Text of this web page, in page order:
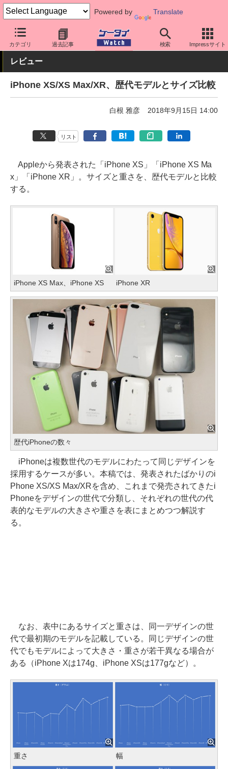
Powered by Translate
カテゴリ 過去記事 検索 Impressサイト
ケータイ Watch OS iPhone (iOS) iPhone本体
レビュー
iPhone XS/XS Max/XR、歴代モデルとサイズ比較
白根 雅彦 2018年9月15日 14:00
リスト
Appleから発表された「iPhone XS」「iPhone XS Ma
x」「iPhone XR」。サイズと重さを、歴代モデルと比較
する。
iPhone XS Max、iPhone XS iPhone XR
歴代iPhoneの数々
iPhoneは複数世代のモデルにわたって同じデザインを
採用するケースが多い。本稿では、発表されたばかりのi
Phone XS/XS Max/XRを含め、これまで発売されてきたi
Phoneをデザインの世代で分類し、それぞれの世代の代
表的なモデルの大きさや重さを表にまとめつつ解説す
る。
なお、表中にあるサイズと重さは、同一デザインの世
代で最初期のモデルを記載している。同じデザインの世
代でもモデルによって大きさ・重さが若干異なる場合が
ある（iPhone Xは174g、iPhone XSは177gなど）。
重さ 幅